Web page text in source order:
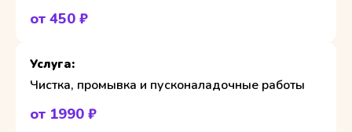
от 450 ₽
Чистка, промывка и пусконаладочные работы
от 1990 ₽